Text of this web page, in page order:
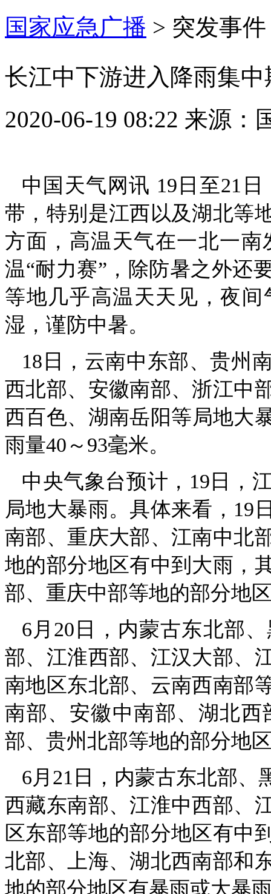
国家应急广播 > 突发事件
长江中下游进入降雨集
2020-06-19 08:22 来源：
中国天气网讯 19日至21
带，特别是江西以及湖北等
方面，高温天气在一北一
温“耐力赛”，除防暑之外还
等地几乎高温天天见，夜
湿，谨防中暑。
18日，云南中东部、贵州
西北部、安徽南部、浙江中
西百色、湖南岳阳等局地大
雨量40～93毫米。
中央气象台预计，19日，
局地大暴雨。具体来看，19
南部、重庆大部、江南中北
地的部分地区有中到大雨，
部、重庆中部等地的部分地
6月20日，内蒙古东北部
部、江淮西部、江汉大部、
南地区东北部、云南西南部
南部、安徽中南部、湖北
部、贵州北部等地的部分地
6月21日，内蒙古东北部、
西藏东南部、江淮中西部、
区东部等地的部分地区有中
北部、上海、湖北西南部和
地的部分地区有暴雨或大暴